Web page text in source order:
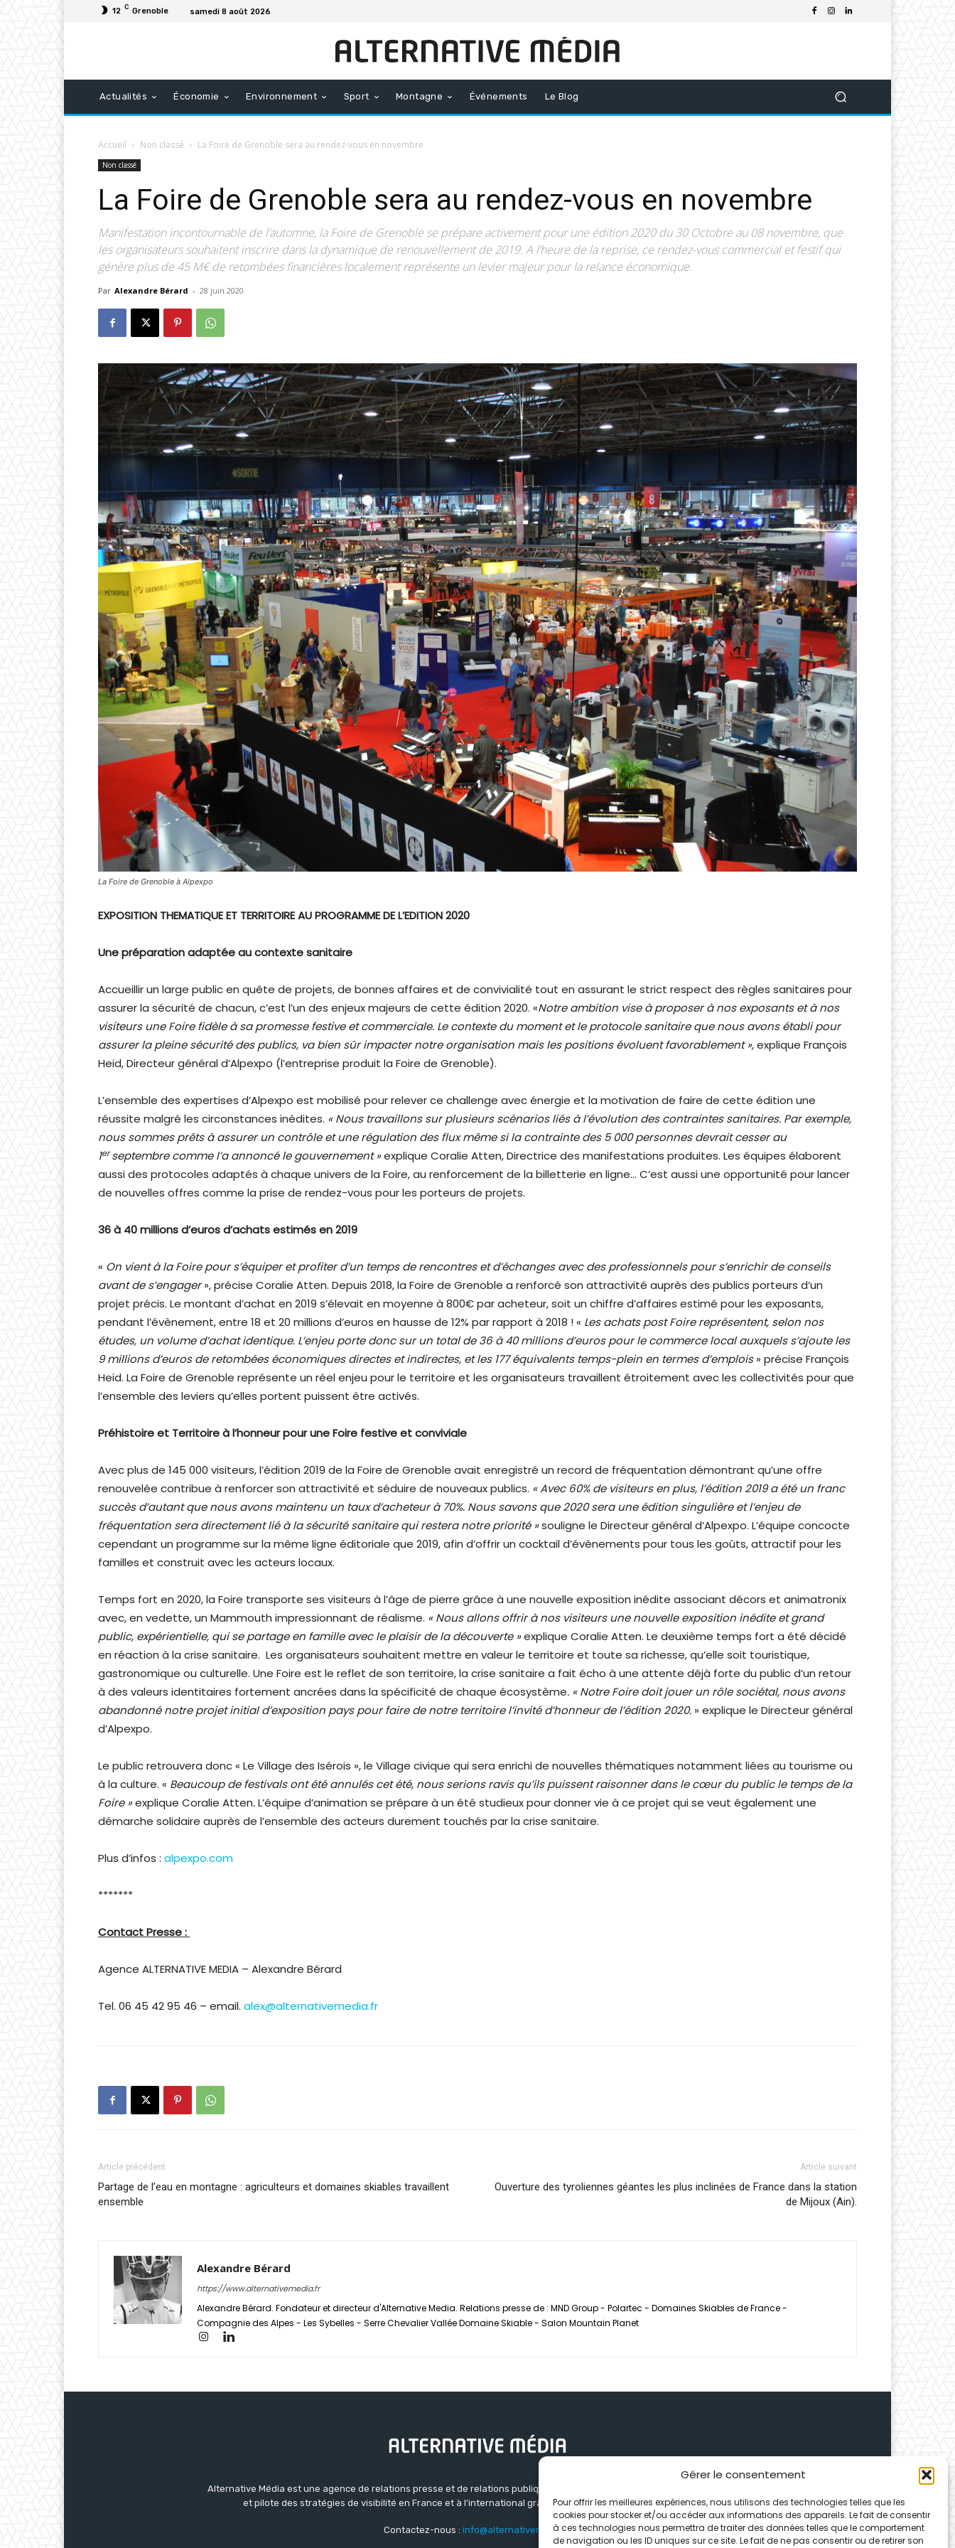
Gérer le consentement
Pour offrir les meilleures expériences, nous utilisons des technologies telles que les
cookies pour stocker et/ou accéder aux informations des appareils. Le fait de consentir
à ces technologies nous permettra de traiter des données telles que le comportement
de navigation ou les ID uniques sur ce site. Le fait de ne pas consentir ou de retirer son
12 C Grenoble samedi 8 août 2026
Actualités Économie Environnement Sport Montagne Événements Le Blog
Accueil Non classé La Foire de Grenoble sera au rendez-vous en novembre
Non classé
La Foire de Grenoble sera au rendez-vous en novembre
Manifestation incontournable de l’automne, la Foire de Grenoble se prépare activement pour une édition 2020 du 30 Octobre au 08 novembre, que
les organisateurs souhaitent inscrire dans la dynamique de renouvellement de 2019. A l’heure de la reprise, ce rendez-vous commercial et festif qui
génère plus de 45 M€ de retombées financières localement représente un levier majeur pour la relance économique.
Par Alexandre Bérard - 28 juin 2020
La Foire de Grenoble à Alpexpo
EXPOSITION THEMATIQUE ET TERRITOIRE AU PROGRAMME DE L’EDITION 2020
Une préparation adaptée au contexte sanitaire
Accueillir un large public en quête de projets, de bonnes affaires et de convivialité tout en assurant le strict respect des règles sanitaires pour
assurer la sécurité de chacun, c’est l’un des enjeux majeurs de cette édition 2020. «Notre ambition vise à proposer à nos exposants et à nos
visiteurs une Foire fidèle à sa promesse festive et commerciale. Le contexte du moment et le protocole sanitaire que nous avons établi pour
assurer la pleine sécurité des publics, va bien sûr impacter notre organisation mais les positions évoluent favorablement »,explique François
Heid, Directeur général d’Alpexpo (l’entreprise produit la Foire de Grenoble).
L’ensemble des expertises d’Alpexpo est mobilisé pour relever ce challenge avec énergie et la motivation de faire de cette édition une
réussite malgré les circonstances inédites. « Nous travaillons sur plusieurs scénarios liés à l’évolution des contraintes sanitaires. Par exemple,
nous sommes prêts à assurer un contrôle et une régulation des flux même si la contrainte des 5 000 personnes devrait cesser au
1erseptembre comme l’a annoncé le gouvernement »explique Coralie Atten, Directrice des manifestations produites. Les équipes élaborent
aussi des protocoles adaptés à chaque univers de la Foire, au renforcement de la billetterie en ligne… C’est aussi une opportunité pour lancer
de nouvelles offres comme la prise de rendez-vous pour les porteurs de projets.
36 à 40 millions d’euros d’achats estimés en 2019
« On vient à la Foire pour s’équiper et profiter d’un temps de rencontres et d’échanges avec des professionnels pour s’enrichir de conseils
avant de s’engager», précise Coralie Atten. Depuis 2018, la Foire de Grenoble a renforcé son attractivité auprès des publics porteurs d’un
projet précis. Le montant d’achat en 2019 s’élevait en moyenne à 800€ par acheteur, soit un chiffre d’affaires estimé pour les exposants,
pendant l’évènement, entre 18 et 20 millions d’euros en hausse de 12% par rapport à 2018 ! « Les achats post Foire représentent, selon nos
études, un volume d’achat identique. L’enjeu porte donc sur un total de 36 à 40 millions d’euros pour le commerce local auxquels s’ajoute les
9 millions d’euros de retombées économiques directes et indirectes, et les 177 équivalents temps-plein en termes d’emplois» précise François
Heid. La Foire de Grenoble représente un réel enjeu pour le territoire et les organisateurs travaillent étroitement avec les collectivités pour que
l’ensemble des leviers qu’elles portent puissent être activés.
Préhistoire et Territoire à l’honneur pour une Foire festive et conviviale
Avec plus de 145 000 visiteurs, l’édition 2019 de la Foire de Grenoble avait enregistré un record de fréquentation démontrant qu’une offre
renouvelée contribue à renforcer son attractivité et séduire de nouveaux publics. « Avec 60% de visiteurs en plus, l’édition 2019 a été un franc
succès d’autant que nous avons maintenu un taux d’acheteur à 70%. Nous savons que 2020 sera une édition singulière et l’enjeu de
fréquentation sera directement lié à la sécurité sanitaire qui restera notre priorité »souligne le Directeur général d’Alpexpo. L’équipe concocte
cependant un programme sur la même ligne éditoriale que 2019, afin d’offrir un cocktail d’évènements pour tous les goûts, attractif pour les
familles et construit avec les acteurs locaux.
Temps fort en 2020, la Foire transporte ses visiteurs à l’âge de pierre grâce à une nouvelle exposition inédite associant décors et animatronix
avec, en vedette, un Mammouth impressionnant de réalisme. « Nous allons offrir à nos visiteurs une nouvelle exposition inédite et grand
public, expérientielle, qui se partage en famille avec le plaisir de la découverte »explique Coralie Atten. Le deuxième temps fort a été décidé
en réaction à la crise sanitaire. Les organisateurs souhaitent mettre en valeur le territoire et toute sa richesse, qu’elle soit touristique,
gastronomique ou culturelle. Une Foire est le reflet de son territoire, la crise sanitaire a fait écho à une attente déjà forte du public d’un retour
à des valeurs identitaires fortement ancrées dans la spécificité de chaque écosystème. « Notre Foire doit jouer un rôle sociétal, nous avons
abandonné notre projet initial d’exposition pays pour faire de notre territoire l’invité d’honneur de l’édition 2020. » explique le Directeur général
d’Alpexpo.
Le public retrouvera donc « Le Village des Isérois », le Village civique qui sera enrichi de nouvelles thématiques notamment liées au tourisme ou
à la culture. « Beaucoup de festivals ont été annulés cet été, nous serions ravis qu’ils puissent raisonner dans le cœur du public le temps de la
Foire »explique Coralie Atten.L’équipe d’animation se prépare à un été studieux pour donner vie à ce projet qui se veut également une
démarche solidaire auprès de l’ensemble des acteurs durement touchés par la crise sanitaire.
Plus d’infos : alpexpo.com
*******
Contact Presse :
Agence ALTERNATIVE MEDIA – Alexandre Bérard
Tel. 06 45 42 95 46 – email. alex@alternativemedia.fr
Article précédent
Partage de l’eau en montagne : agriculteurs et domaines skiables travaillent
ensemble
Article suivant
Ouverture des tyroliennes géantes les plus inclinées de France dans la station
de Mijoux (Ain).
Alexandre Bérard
https://www.alternativemedia.fr
Alexandre Bérard. Fondateur et directeur d'Alternative Media. Relations presse de : MND Group - Polartec - Domaines Skiables de France -
Compagnie des Alpes - Les Sybelles - Serre Chevalier Vallée Domaine Skiable - Salon Mountain Planet
Alternative Média est une agence de relations presse et de relations publiques basée à Grenoble. Depuis 1995, elle conçoit
et pilote des stratégies de visibilité en France et à l’international grâce à un réseau d’agences partenaires.
Contactez-nous : info@alternativemedia.fr